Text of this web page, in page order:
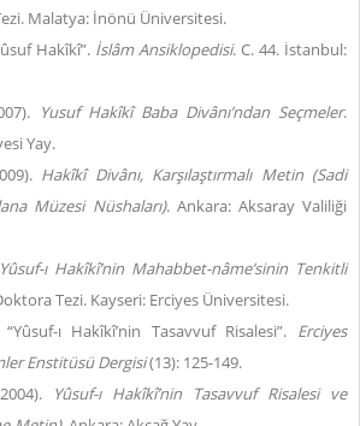
Malatya: İnönü Üniversitesi.
Hakîkî”. İslâm Ansiklopedisi. C. 44. İstanbul:
Yusuf Hakîkî Baba Divânı’ndan Seçmeler.
Yay.
Hakîkî Divânı, Karşılaştırmalı Metin (Sadi
Müzesi Nüshaları). Ankara: Aksaray Valiliği
Yûsuf-ı Hakîkî’nin Mahabbet-nâme’sinin Tenkitli
Tezi. Kayseri: Erciyes Üniversitesi.
ı Hakîkî’nin Tasavvuf Risalesi”. Erciyes
Enstitüsü Dergisi(13): 125-149.
Yûsuf-ı Hakîkî’nin Tasavvuf Risalesi ve